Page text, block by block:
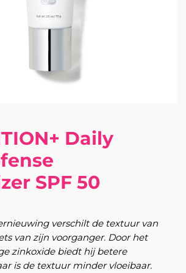
Daily
SPF 50
verschilt de textuur van
van zijn voorganger. Door het
zinkoxide biedt hij betere
is de textuur minder vloeibaar.